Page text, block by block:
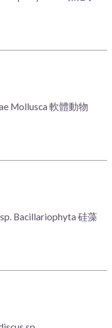
Mollusca 軟體動物
Bacillariophyta 硅藻